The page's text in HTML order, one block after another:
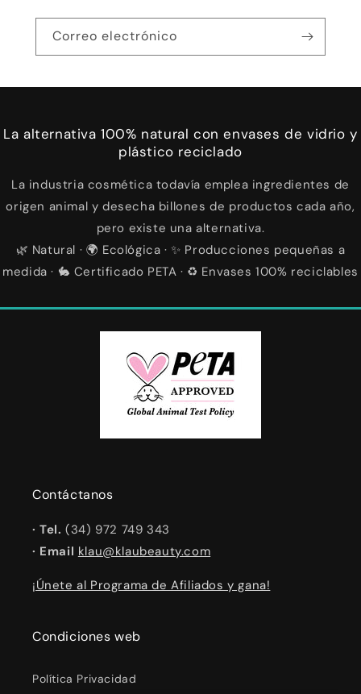
Correo electrónico
La alternativa 100% natural con envases de vidrio y
plástico reciclado
La industria cosmética todavía emplea ingredientes de
origen animal y desecha billones de productos cada año,
pero existe una alternativa.
🌿 Natural · 🌍 Ecológica · ✨ Producciones pequeñas a
medida · 🐇 Certificado PETA · ♻️ Envases 100% reciclables
Contáctanos
· Tel. (34) 972 749 343
· Email klau@klaubeauty.com
¡Únete al Programa de Afiliados y gana!
Condiciones web
Política Privacidad